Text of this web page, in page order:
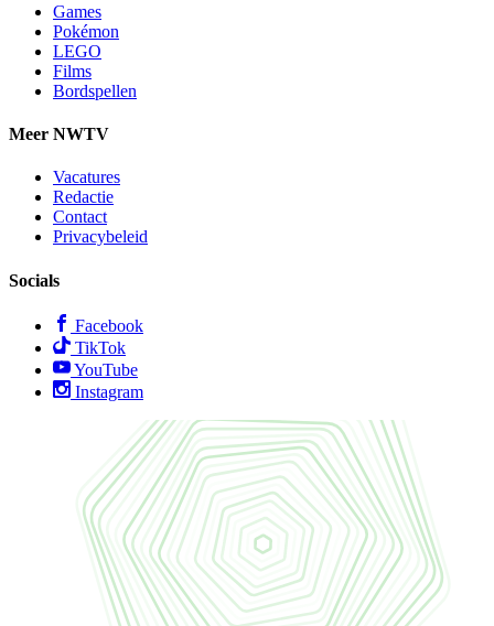
Games
Pokémon
LEGO
Films
Bordspellen
Meer NWTV
Vacatures
Redactie
Contact
Privacybeleid
Socials
Facebook
TikTok
YouTube
Instagram